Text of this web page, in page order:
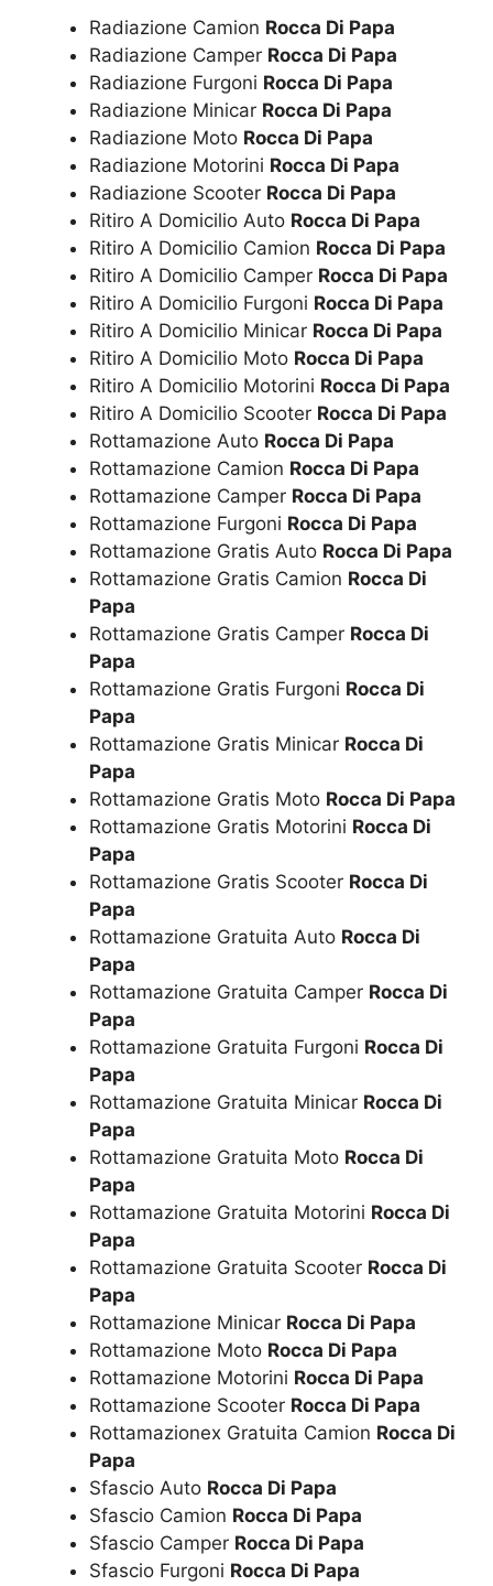
Radiazione Camion Rocca Di Papa
Radiazione Camper Rocca Di Papa
Radiazione Furgoni Rocca Di Papa
Radiazione Minicar Rocca Di Papa
Radiazione Moto Rocca Di Papa
Radiazione Motorini Rocca Di Papa
Radiazione Scooter Rocca Di Papa
Ritiro A Domicilio Auto Rocca Di Papa
Ritiro A Domicilio Camion Rocca Di Papa
Ritiro A Domicilio Camper Rocca Di Papa
Ritiro A Domicilio Furgoni Rocca Di Papa
Ritiro A Domicilio Minicar Rocca Di Papa
Ritiro A Domicilio Moto Rocca Di Papa
Ritiro A Domicilio Motorini Rocca Di Papa
Ritiro A Domicilio Scooter Rocca Di Papa
Rottamazione Auto Rocca Di Papa
Rottamazione Camion Rocca Di Papa
Rottamazione Camper Rocca Di Papa
Rottamazione Furgoni Rocca Di Papa
Rottamazione Gratis Auto Rocca Di Papa
Rottamazione Gratis Camion Rocca Di
Papa
Rottamazione Gratis Camper Rocca Di
Papa
Rottamazione Gratis Furgoni Rocca Di
Papa
Rottamazione Gratis Minicar Rocca Di
Papa
Rottamazione Gratis Moto Rocca Di Papa
Rottamazione Gratis Motorini Rocca Di
Papa
Rottamazione Gratis Scooter Rocca Di
Papa
Rottamazione Gratuita Auto Rocca Di
Papa
Rottamazione Gratuita Camper Rocca Di
Papa
Rottamazione Gratuita Furgoni Rocca Di
Papa
Rottamazione Gratuita Minicar Rocca Di
Papa
Rottamazione Gratuita Moto Rocca Di
Papa
Rottamazione Gratuita Motorini Rocca Di
Papa
Rottamazione Gratuita Scooter Rocca Di
Papa
Rottamazione Minicar Rocca Di Papa
Rottamazione Moto Rocca Di Papa
Rottamazione Motorini Rocca Di Papa
Rottamazione Scooter Rocca Di Papa
Rottamazionex Gratuita Camion Rocca Di
Papa
Sfascio Auto Rocca Di Papa
Sfascio Camion Rocca Di Papa
Sfascio Camper Rocca Di Papa
Sfascio Furgoni Rocca Di Papa